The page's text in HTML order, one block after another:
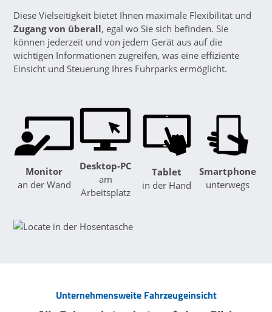
Diese Vielseitigkeit bietet Ihnen maximale Flexibilität und
Zugang von überall, egal wo Sie sich befinden. Sie
können jederzeit und von jedem Gerät aus auf die
wichtigen Informationen zugreifen, was eine effiziente
Einsicht und Steuerung Ihres Fuhrparks ermöglicht.
Monitor
an der Wand
Desktop-PC
am
Arbeitsplatz
Tablet
in der Hand
Smartphone
unterwegs
Unternehmensweite Fahrzeugeinsicht